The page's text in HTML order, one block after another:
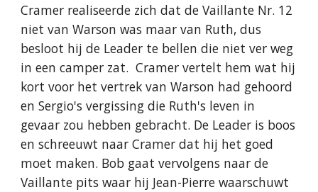
Cramer realiseerde zich dat de Vaillante Nr. 12
niet van Warson was maar van Ruth, dus
besloot hij de Leader te bellen die niet ver weg
in een camper zat. Cramer vertelt hem wat hij
kort voor het vertrek van Warson had gehoord
en Sergio's vergissing die Ruth's leven in
gevaar zou hebben gebracht. De Leader is boos
en schreeuwt naar Cramer dat hij het goed
moet maken. Bob gaat vervolgens naar de
Vaillante pits waar hij Jean-Pierre waarschuwt